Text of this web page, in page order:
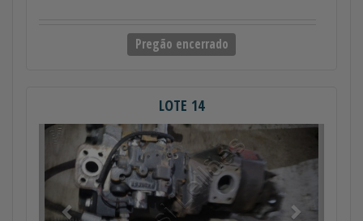
Pregão encerrado
LOTE 14
Anterior Próximo